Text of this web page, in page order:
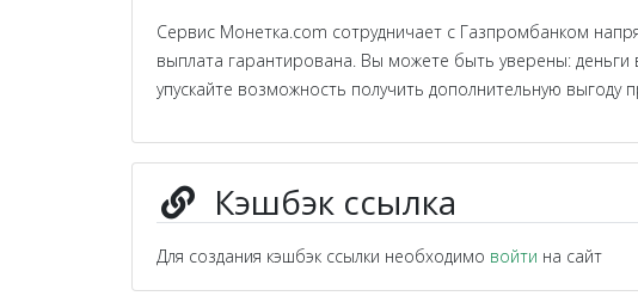
Сервис Монетка.com сотрудничает с Газпромбанком
выплата гарантирована. Вы можете быть уверены:
упускайте возможность получить дополнительную
Кэшбэк ссылка
Для создания кэшбэк ссылки необходимо войти на сайт